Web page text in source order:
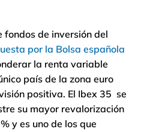
fondos de inversión del
por la Bolsa española
la renta variable
país de la zona euro
positiva. El Ibex 35 se
su mayor revalorización
y es uno de los que